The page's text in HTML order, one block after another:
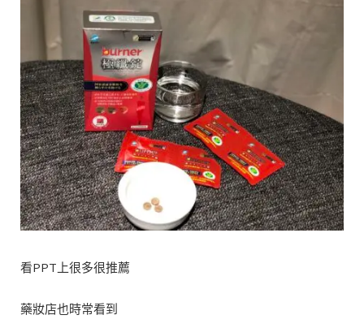
看PPT上很多很推薦
藥妝店也時常看到